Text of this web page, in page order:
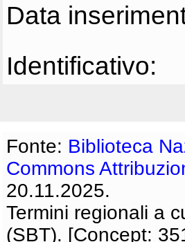
Data
Identificativo:
Fonte: Biblioteca
Commons
20.11.2025.
Termini regionali a
(SBT). [Concept: